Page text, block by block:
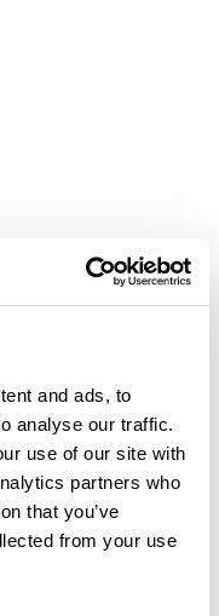
and ads, to
analyse our traffic.
use of our site with
partners who
that you’ve
from your use
alcuna recensione.
una recensione!